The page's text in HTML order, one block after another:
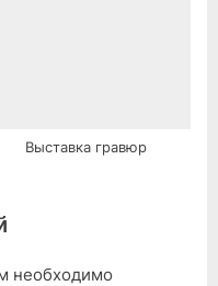
Выставка гравюр
необходимо